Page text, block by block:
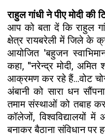
राहुल गांधी ने पीए मोदी की
आप को बता दें कि राहुल
क्षेत्र रायबरेली में जिले के
आयोजित 'बहुजन
कहा, ''नरेन्द्र मोदी,
आक्रमण कर रहे हैं...वोट
अंबानी को सारा धन
तमाम संस्थाओं को तबाह
कॉलेजों, विश्वविद्यालयों
बनाकर बैठाना संविधान पर